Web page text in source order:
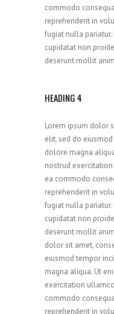
commodo
reprehenderit in
fugiat nulla
cupidatat non
deserunt mollit
HEADING 4
Lorem ipsum dolor
elit, sed do
dolore magna
nostrud
ea commodo
reprehenderit in
fugiat nulla
cupidatat non
deserunt mollit
dolor sit amet,
eiusmod tempor
magna aliqua. Ut
exercitation
commodo
reprehenderit in